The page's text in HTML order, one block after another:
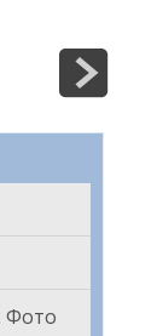
Фото